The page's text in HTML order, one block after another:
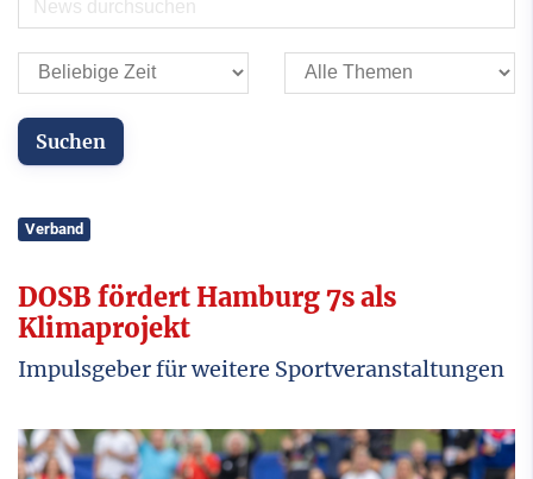
Verband
DOSB fördert Hamburg 7s als
Klimaprojekt
Impulsgeber für weitere Sportveranstaltungen